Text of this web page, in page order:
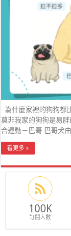
為什麼家裡的狗狗都
莫非我家的狗狗是易
合運動－巴哥 巴哥犬
看更多 »
100K
訂閱人數